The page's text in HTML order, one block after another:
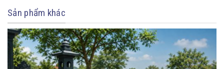
Sản phẩm khác